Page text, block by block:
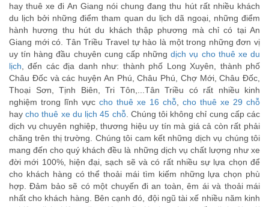
hay thuê xe đi An Giang nói chung đang thu hút rất nhiều khách
du lịch bởi những điểm tham quan du lịch dã ngoại, những điểm
hành hương thu hút du khách thập phương mà chỉ có tại An
Giang mới có. Tân Triều Travel tự hào là một trong những đơn vị
uy tín hàng đầu chuyên cung cấp nhữngdịch vụ cho thuê xe du
lịch , đến các địa danh như: thành phố Long Xuyên, thành phố
Châu Đốc và các huyện An Phú, Châu Phú, Chợ Mới, Châu Đốc,
Thoại Sơn, Tịnh Biên, Tri Tôn,...Tân Triều có rất nhiều kinh
nghiệm trong lĩnh vực cho thuê xe 16 chỗ
cho thuê xe 29 chỗ
haycho thuê xe du lịch 45 chỗ. Chúng tôi không chỉ cung cấp các
dịch vụ chuyên nghiệp, thương hiệu uy tín mà giá cả còn rất phải
chăng trên thị trường. Chúng tôi cam kết những dịch vụ chúng tôi
mang đến cho quý khách đều là những dịch vụ chất lượng như xe
đời mới 100%, hiện đại, sạch sẽ và có rất nhiều sự lựa chọn để
cho khách hàng có thể thoải mái tìm kiếm những lựa chọn phù
hợp. Đảm bảo sẽ có một chuyến đi an toàn, êm ái và thoải mái
nhất cho khách hàng. Bên cạnh đó, đội ngũ tài xế nhiều năm kinh